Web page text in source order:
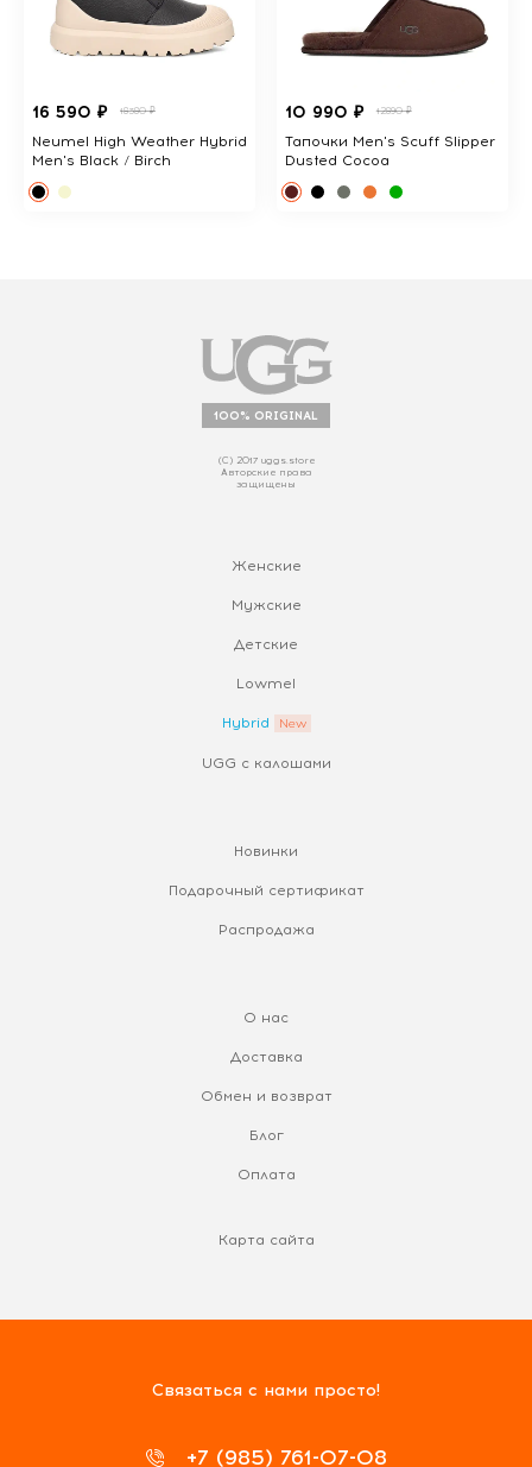
16 590 ₽ 18380 ₽
Neumel High Weather Hybrid
Men's Black / Birch
10 990 ₽ 12890 ₽
Тапочки Men's Scuff Slipper
Dusted Cocoa
100% ORIGINAL
(С) 2017 uggs.store
Авторские права
защищены
Женские
Мужские
Детские
Lowmel
Hybrid
UGG с калошами
Новинки
Подарочный сертификат
Распродажа
О нас
Доставка
Обмен и возврат
Блог
Оплата
Карта сайта
Связаться с нами просто!
+7 (985) 761-07-08